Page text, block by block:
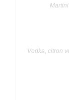
Vodka, citron